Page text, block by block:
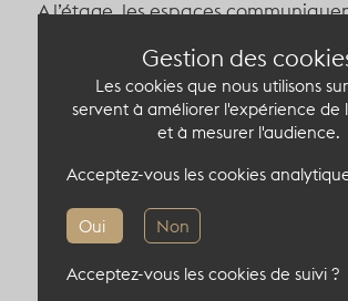
A l’étage, les espaces
deux grands studios de 255m²
sous verrière avec un plancher de
naturel. L’un de dispose de
un petit studio indépendant de
C’est un lieu versatile et élégant,
Parfait pour accueillir des
Gestion des
Les cookies que nous utilisons
servent à améliorer l'expérience de
et à mesurer l'audience.
Oui Non
Acceptez-vous les cookies
Acceptez-vous les cookies de suivi ?